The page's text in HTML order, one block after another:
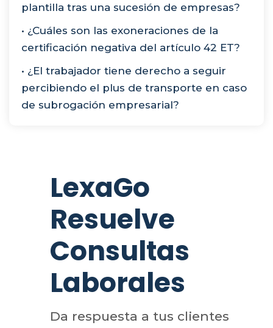
plantilla tras una sucesión de empresas?
• ¿Cuáles son las exoneraciones de la
certificación negativa del artículo 42 ET?
• ¿El trabajador tiene derecho a seguir
percibiendo el plus de transporte en caso
de subrogación empresarial?
LexaGo
Resuelve
Consultas
Laborales
Da respuesta a tus clientes